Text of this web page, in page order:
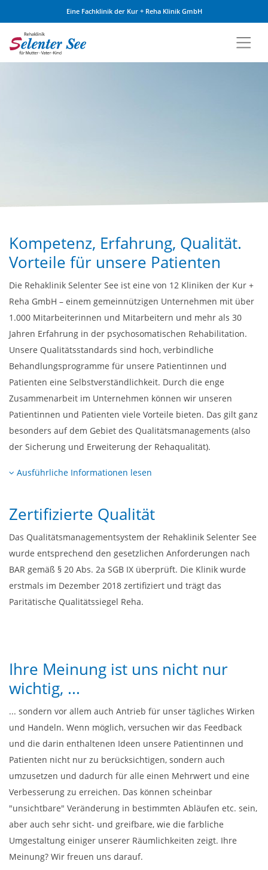
Zum Inhalt springen
Eine Fachklinik der Kur + Reha Klinik GmbH
Kompetenz, Erfahrung, Qualität.
Vorteile für unsere Patienten
Die Rehaklinik Selenter See ist eine von 12 Kliniken der Kur +
Reha GmbH – einem gemeinnützigen Unternehmen mit über
1.000 Mitarbeiterinnen und Mitarbeitern und mehr als 30
Jahren Erfahrung in der psychosomatischen Rehabilitation.
Unsere Qualitätsstandards sind hoch, verbindliche
Behandlungsprogramme für unsere Patientinnen und
Patienten eine Selbstverständlichkeit. Durch die enge
Zusammenarbeit im Unternehmen können wir unseren
Patientinnen und Patienten viele Vorteile bieten. Das gilt ganz
besonders auf dem Gebiet des Qualitätsmanagements (also
der Sicherung und Erweiterung der Rehaqualität).
Ausführliche Informationen lesen
Zertifizierte Qualität
Das Qualitätsmanagementsystem der Rehaklinik Selenter See
wurde entsprechend den gesetzlichen Anforderungen nach
BAR gemäß § 20 Abs. 2a SGB IX überprüft. Die Klinik wurde
erstmals im Dezember 2018 zertifiziert und trägt das
Paritätische Qualitätssiegel Reha.
Ihre Meinung ist uns nicht nur
wichtig, ...
... sondern vor allem auch Antrieb für unser tägliches Wirken
und Handeln. Wenn möglich, versuchen wir das Feedback
und die darin enthaltenen Ideen unsere Patientinnen und
Patienten nicht nur zu berücksichtigen, sondern auch
umzusetzen und dadurch für alle einen Mehrwert und eine
Verbesserung zu erreichen. Das können scheinbar
"unsichtbare" Veränderung in bestimmten Abläufen etc. sein,
aber auch sehr sicht- und greifbare, wie die farbliche
Umgestaltung einiger unserer Räumlichkeiten zeigt. Ihre
Meinung? Wir freuen uns darauf.